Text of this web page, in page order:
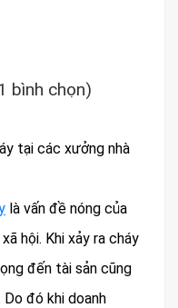
bình chọn)
tại các xưởng nhà
là vấn đề nóng của
hội. Khi xảy ra cháy
đến tài sản cũng
đó khi doanh